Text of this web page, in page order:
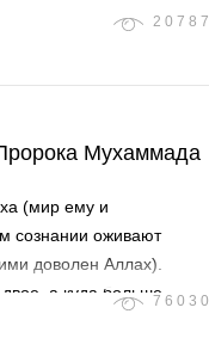
гипюром, но оно не
20787
Мухаммада
(мир ему и
сознании оживают
доволен Аллах).
а куда больше76030